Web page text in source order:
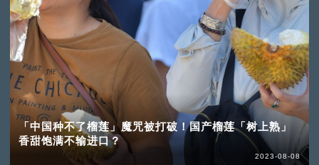
「中国种不了榴莲」魔咒被打破！国产榴莲「树上熟」
香甜饱满不输进口？
2023-08-08